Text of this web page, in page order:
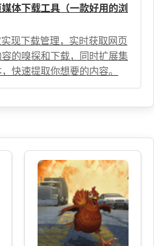
体下载工具（一款好用的浏
现下载管理，实时获取网页
的嗅探和下载，同时扩展集
快速提取你想要的内容。